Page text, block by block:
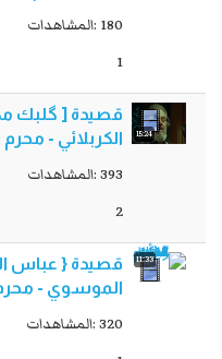
180 :المشاهدات
1
15:24
قصيدة [ گلبك
الكربلائي - محرم
393 :المشاهدات
2
11:33
قصيدة { عباس
الموسوي - محرم
320 :المشاهدات